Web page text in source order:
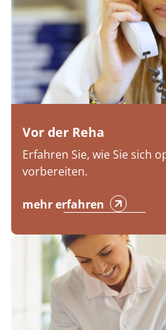
Vor der Reha
Erfahren Sie, wie Sie sich
vorbereiten.
mehr erfahren